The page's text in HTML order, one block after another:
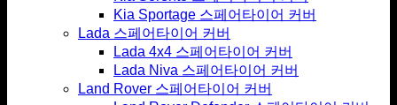
Kia Sportage 스페어타이어 커버
Lada 스페어타이어 커버
Lada 4x4 스페어타이어 커버
Lada Niva 스페어타이어 커버
Land Rover 스페어타이어 커버